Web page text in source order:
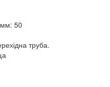
мм: 50
труба.